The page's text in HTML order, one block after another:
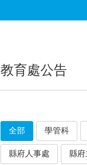
教育處公告
全部 學管科
縣府人事處 縣府